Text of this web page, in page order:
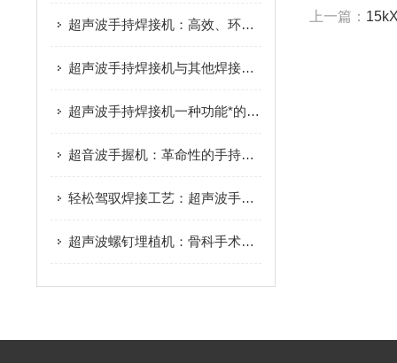
超声波手持焊接机：高效、环保的焊接解决方案
超声波手持焊接机与其他焊接技术的比较：优缺点分析
超声波手持焊接机一种功能*的焊接设备
超音波手握机：革命性的手持设备，引领无损检测新纪元
轻松驾驭焊接工艺：超声波手持焊接机来袭
超声波螺钉埋植机：骨科手术中的新宠，提升手术效果
上一篇：